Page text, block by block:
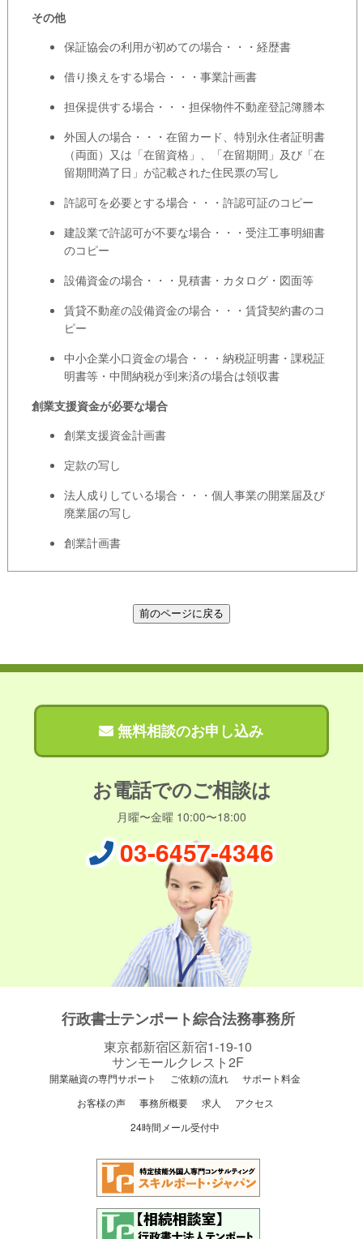
その他
保証協会の利用が初めての場合・・・経歴書
借り換えをする場合・・・事業計画書
担保提供する場合・・・担保物件不動産登記簿謄本
外国人の場合・・・在留カード、特別永住者証明書
（両面）又は「在留資格」、「在留期間」及び「在
留期間満了日」が記載された住民票の写し
許認可を必要とする場合・・・許認可証のコピー
建設業で許認可が不要な場合・・・受注工事明細書
のコピー
設備資金の場合・・・見積書・カタログ・図面等
賃貸不動産の設備資金の場合・・・賃貸契約書のコ
ピー
中小企業小口資金の場合・・・納税証明書・課税証
明書等・中間納税が到来済の場合は領収書
創業支援資金が必要な場合
創業支援資金計画書
定款の写し
法人成りしている場合・・・個人事業の開業届及び
廃業届の写し
創業計画書
無料相談のお申し込み
お電話でのご相談は
月曜〜金曜 10:00〜18:00
03-6457-4346
行政書士テンポート綜合法務事務所
東京都新宿区新宿1-19-10
サンモールクレスト2F
開業融資の専門サポート ご依頼の流れ
サポート料金
お客様の声
事務所概要 求人
アクセス
24時間メール受付中